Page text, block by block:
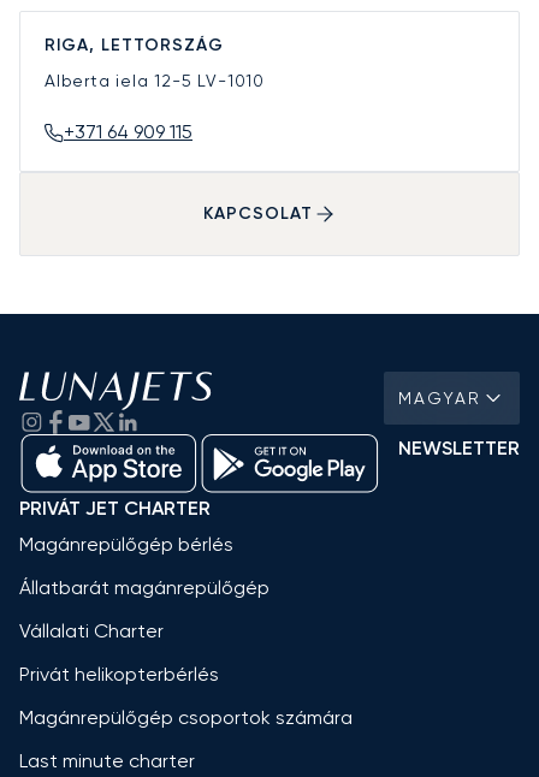
RIGA, LETTORSZÁG
Alberta iela 12-5 LV-1010
+371 64 909 115
KAPCSOLAT
MAGYAR
NEWSLETTER
PRIVÁT JET CHARTER
Magánrepülőgép bérlés
Állatbarát magánrepülőgép
Vállalati Charter
Privát helikopterbérlés
Magánrepülőgép csoportok számára
Last minute charter